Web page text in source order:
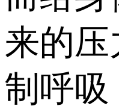
来的压
制呼吸